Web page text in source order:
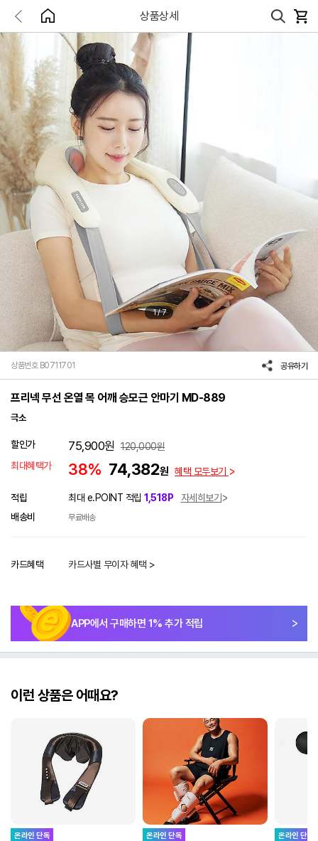
상품상세
1/7
상품번호 B0711701 공유하기
프리넥 무선 온열 목 어깨 승모근 안마기 MD-889
극소
할인가 75,900원 120,000원
최대혜택가
38% 74,382원 혜택 모두보기
적립 최대 e.POINT 적립 1,518P
자세히보기
배송비
무료배송
카드혜택 카드사별 무이자 혜택 >
APP에서 구매하면 1% 추가 적립
이런 상품은 어때요?
온라인 단독 온라인 단독 온라인 단독